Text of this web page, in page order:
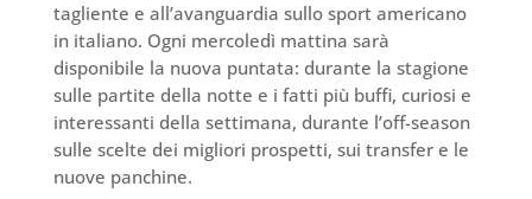
tagliente e all’avanguardia sullo sport americano
in italiano. Ogni mercoledì mattina sarà
disponibile la nuova puntata: durante la stagione
sulle partite della notte e i fatti più buffi, curiosi e
interessanti della settimana, durante l’off-season
sulle scelte dei migliori prospetti, sui transfer e le
nuove panchine.